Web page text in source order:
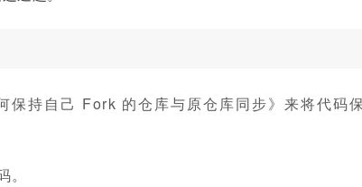
持自己 Fork 的仓库与原仓库同步》来将代码